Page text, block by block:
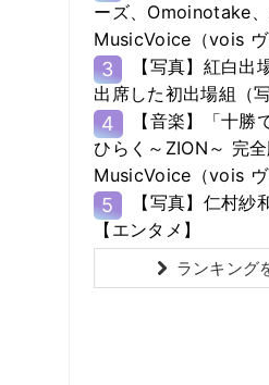
ーズ、Omoinotake、
MusicVoice（vois ヴ
3
【写真】紅白出
出席した初出場組（
4
【音楽】「十勝
ひらく～ZION～ 完全
MusicVoice（vois ヴ
5
【写真】仁村紗
【エンタメ】
ランキング